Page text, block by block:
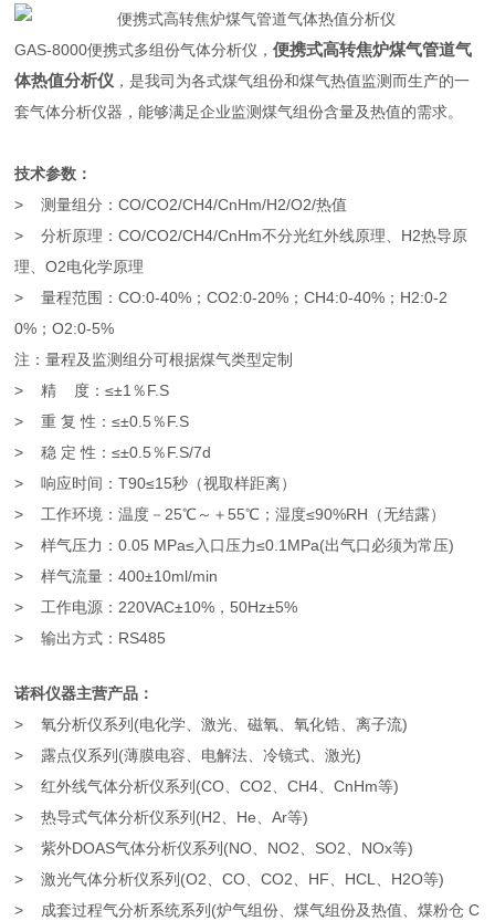
GAS-8000便携式多组份气体分析仪，便携式高转焦炉煤气管道气
体热值分析仪 ，是我司为各式煤气组份和煤气热值监测而生产的一
套气体分析仪器，能够满足企业监测煤气组份含量及热值的需求。
技术参数：
> 测量组分：CO/CO2/CH4/CnHm/H2/O2/热值
> 分析原理：CO/CO2/CH4/CnHm不分光红外线原理、H2热导原
理、O2电化学原理
> 量程范围：CO:0-40%；CO2:0-20%；CH4:0-40%；H2:0-2
0%；O2:0-5%
注：量程及监测组分可根据煤气类型定制
> 精 度：≤±1％F.S
> 重 复 性：≤±0.5％F.S
> 稳 定 性：≤±0.5％F.S/7d
> 响应时间：T90≤15秒（视取样距离）
> 工作环境：温度－25℃～＋55℃；湿度≤90%RH（无结露）
> 样气压力：0.05 MPa≤入口压力≤0.1MPa(出气口必须为常压)
> 样气流量：400±10ml/min
> 工作电源：220VAC±10%，50Hz±5%
> 输出方式：RS485
诺科仪器主营产品：
> 氧分析仪系列(电化学、激光、磁氧、氧化锆、离子流)
> 露点仪系列(薄膜电容、电解法、冷镜式、激光)
> 红外线气体分析仪系列(CO、CO2、CH4、CnHm等)
> 热导式气体分析仪系列(H2、He、Ar等)
> 紫外DOAS气体分析仪系列(NO、NO2、SO2、NOx等)
> 激光气体分析仪系列(O2、CO、CO2、HF、HCL、H2O等)
> 成套过程气分析系统系列(炉气组份、煤气组份及热值、煤粉仓 C